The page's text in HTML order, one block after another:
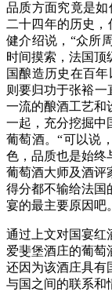
品质方面究竟是
二十四年的历史
健介绍说，“众所
时间摸索，法国顶
国酿造历史在百
则要归功于张裕一
一流的酿酒工艺和
一起，充分挖掘中
葡萄酒。“可以说
色，品质也是始终
葡萄酒大师及酒评
得分都不输给法国
宴的最主要原因吧
通过上文对国宴红
爱斐堡酒庄的葡萄
还因为该酒庄具有
与国之间的联系和